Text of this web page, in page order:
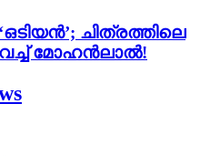
ചിത്രത്തിലെ
മോഹൻലാൽ!